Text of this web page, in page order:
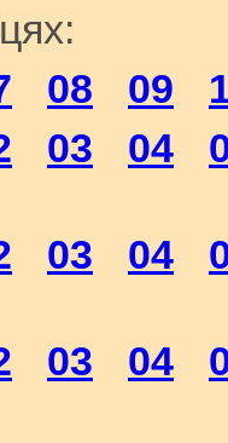
08 09
03 04
03 04
03 04